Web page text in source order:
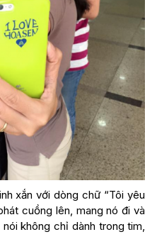
xắn với dòng chữ “Tôi yêu
cuồng lên, mang nó đi và
không chỉ dành trong tim,